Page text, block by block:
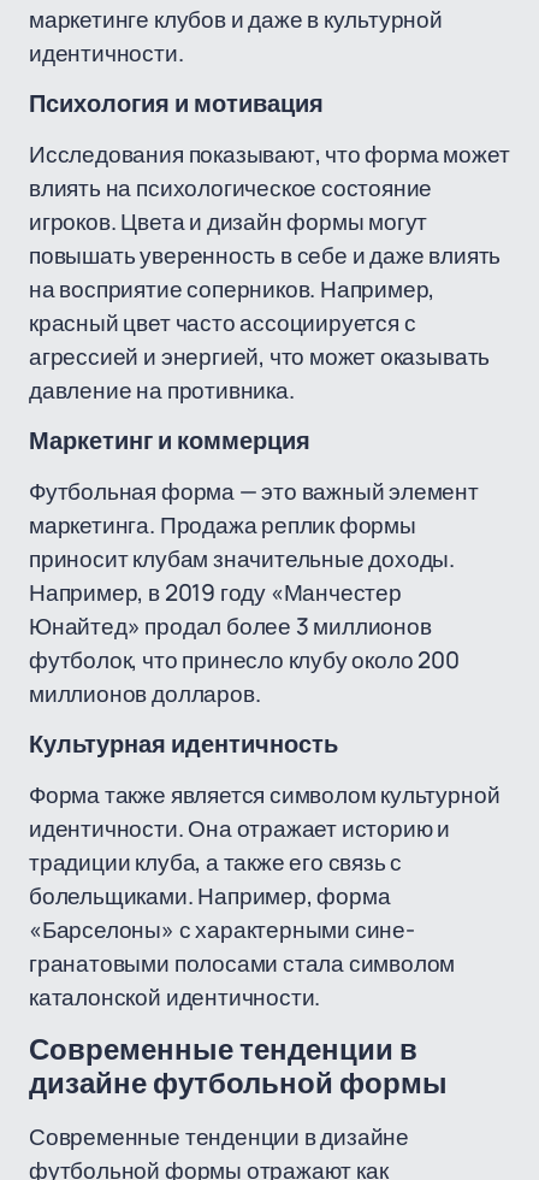
маркетинге клубов и даже в культурной
идентичности.
Психология и мотивация
Исследования показывают, что форма может
влиять на психологическое состояние
игроков. Цвета и дизайн формы могут
повышать уверенность в себе и даже влиять
на восприятие соперников. Например,
красный цвет часто ассоциируется с
агрессией и энергией, что может оказывать
давление на противника.
Маркетинг и коммерция
Футбольная форма — это важный элемент
маркетинга. Продажа реплик формы
приносит клубам значительные доходы.
Например, в 2019 году «Манчестер
Юнайтед» продал более 3 миллионов
футболок, что принесло клубу около 200
миллионов долларов.
Культурная идентичность
Форма также является символом культурной
идентичности. Она отражает историю и
традиции клуба, а также его связь с
болельщиками. Например, форма
«Барселоны» с характерными сине-
гранатовыми полосами стала символом
каталонской идентичности.
Современные тенденции в
дизайне футбольной формы
Современные тенденции в дизайне
футбольной формы отражают как